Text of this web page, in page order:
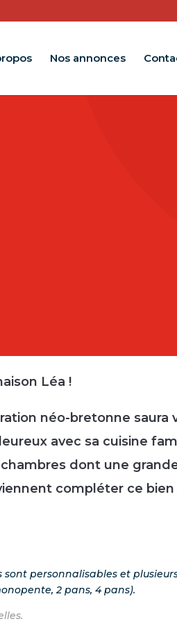
Nos annonces
Léa !
néo-bretonne saura
avec sa cuisine
dont une
compléter ce bien
sont personnalisables et
2 pans, 4 pans).